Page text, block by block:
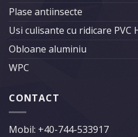
Plase antiinsecte
Usi culisante cu ridicare PVC
Obloane aluminiu
WPC
CONTACT
Mobil: +40-744-533917